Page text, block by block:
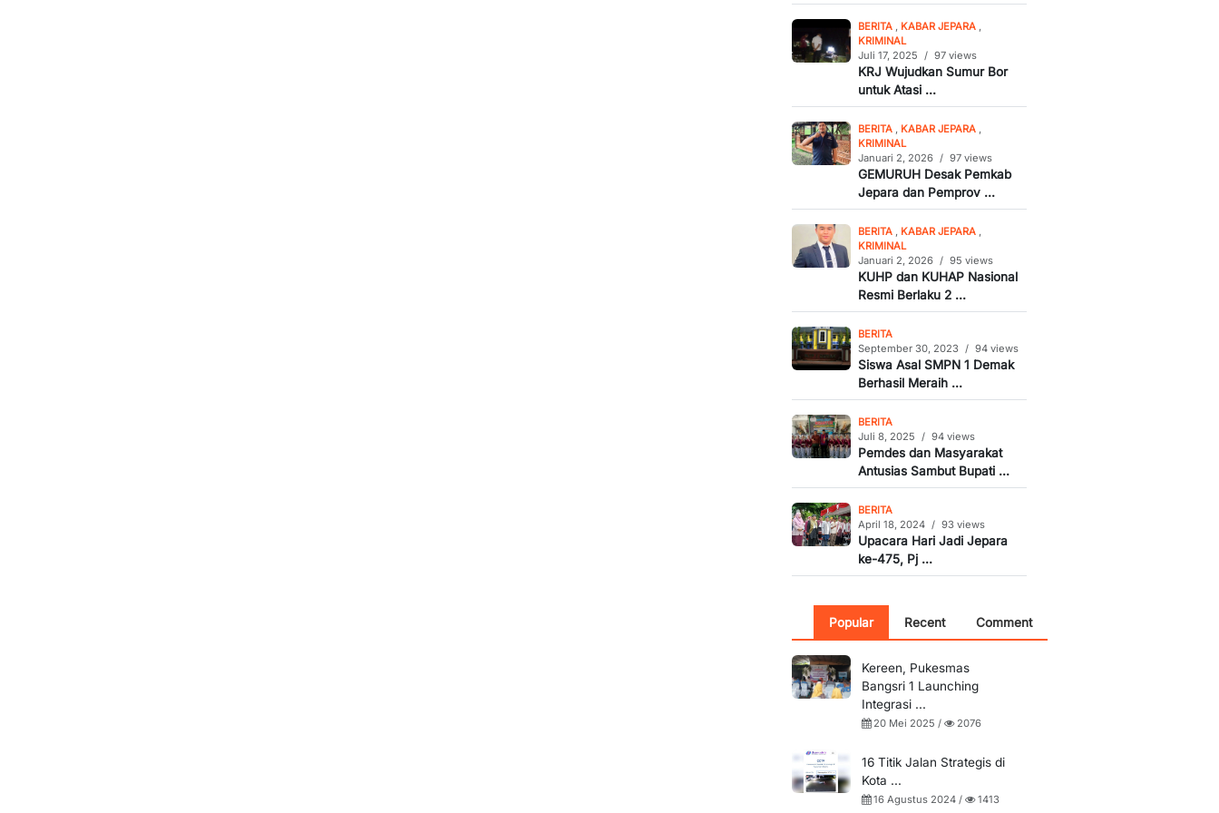
BERITA KABAR JEPARA
KRIMINAL
Juli 17, 2025
/ 97 views
KRJ Wujudkan Sumur Bor
untuk Atasi ...
BERITA KABAR JEPARA
KRIMINAL
Januari 2, 2026 / 97 views
GEMURUH Desak Pemkab
Jepara dan Pemprov ...
BERITA KABAR JEPARA
KRIMINAL
Januari 2, 2026 / 95 views
KUHP dan KUHAP Nasional
Resmi Berlaku 2 ...
BERITA
September 30, 2023 / 94 views
Siswa Asal SMPN 1 Demak
Berhasil Meraih ...
BERITA
Juli 8, 2025
/ 94 views
Pemdes dan Masyarakat
Antusias Sambut Bupati ...
BERITA
April 18, 2024 / 93 views
Upacara Hari Jadi Jepara
ke-475, Pj ...
Popular Recent Comment
Kereen, Pukesmas
Bangsri 1 Launching
Integrasi ...
20 Mei 2025 / 2076
16 Titik Jalan Strategis di
Kota ...
16 Agustus 2024 / 1413